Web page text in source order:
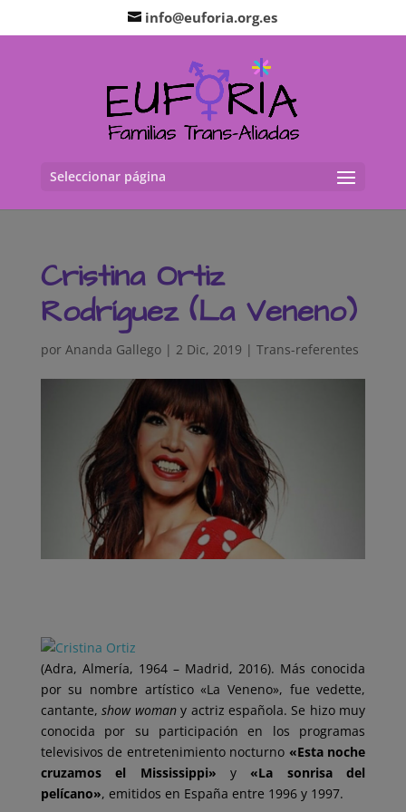
info@euforia.org.es
Seleccionar página
Cristina Ortiz
Rodríguez (La Veneno)
por Ananda Gallego| 2 Dic, 2019 | Trans-referentes
(Adra, Almería, 1964 – Madrid, 2016). Más conocida
por su nombre artístico «La Veneno», fue vedette,
cantante,show womany actriz española. Se hizo muy
conocida por su participación en los programas
televisivos de entretenimiento nocturno «Esta noche
cruzamos el Mississippi» y «La sonrisa del
pelícano», emitidos en España entre 1996 y 1997.